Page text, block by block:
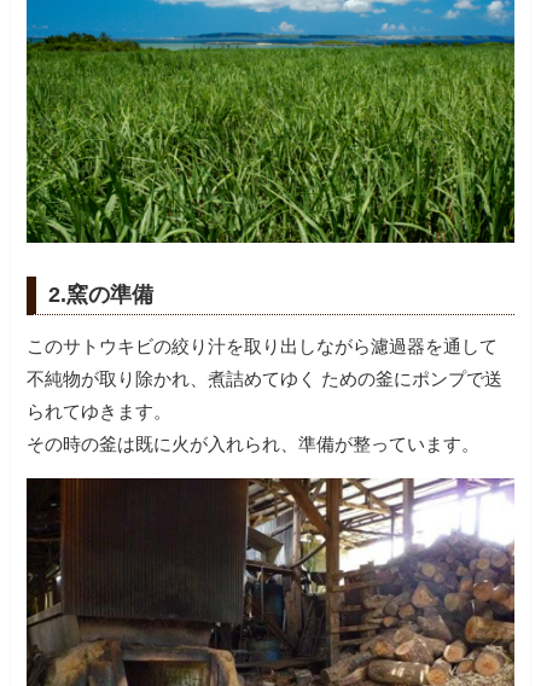
2.窯の準備
このサトウキビの絞り汁を取り出しながら濾過器を通して
不純物が取り除かれ、煮詰めてゆく ための釜にポンプで送
られてゆきます。
その時の釜は既に火が入れられ、準備が整っています。